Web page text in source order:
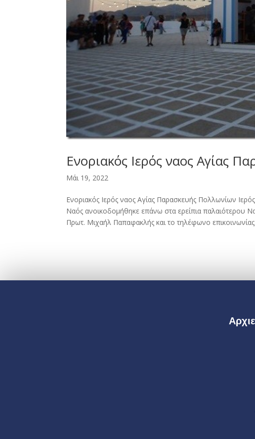
Ενοριακός Ιερός ναος Αγίας
Μάι 19, 2022
Ενοριακός Ιερός ναος Αγίας Παρασκευής Πολλωνίων
Ναός ανοικοδομήθηκε επάνω στα ερείπια παλαιότερου
Πρωτ. Μιχαήλ Παπαφακλής και το τηλέφωνο